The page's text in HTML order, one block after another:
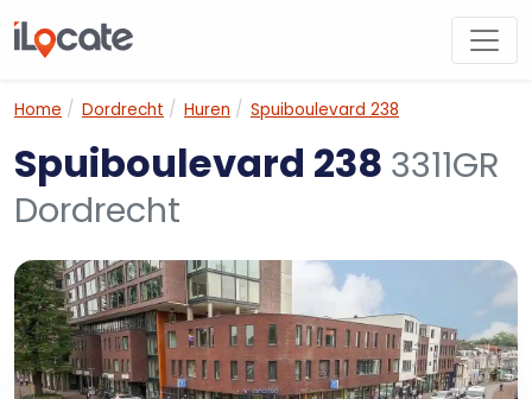
Home Dordrecht Huren Spuiboulevard 238
Spuiboulevard 238 3311GR
Dordrecht